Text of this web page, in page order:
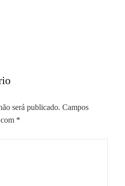
será publicado. Campos
*